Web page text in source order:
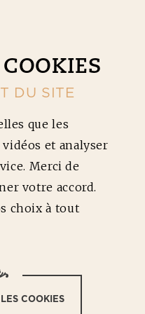
DU SITE
que les
et analyser
Merci de
votre accord.
choix à tout
COOKIES